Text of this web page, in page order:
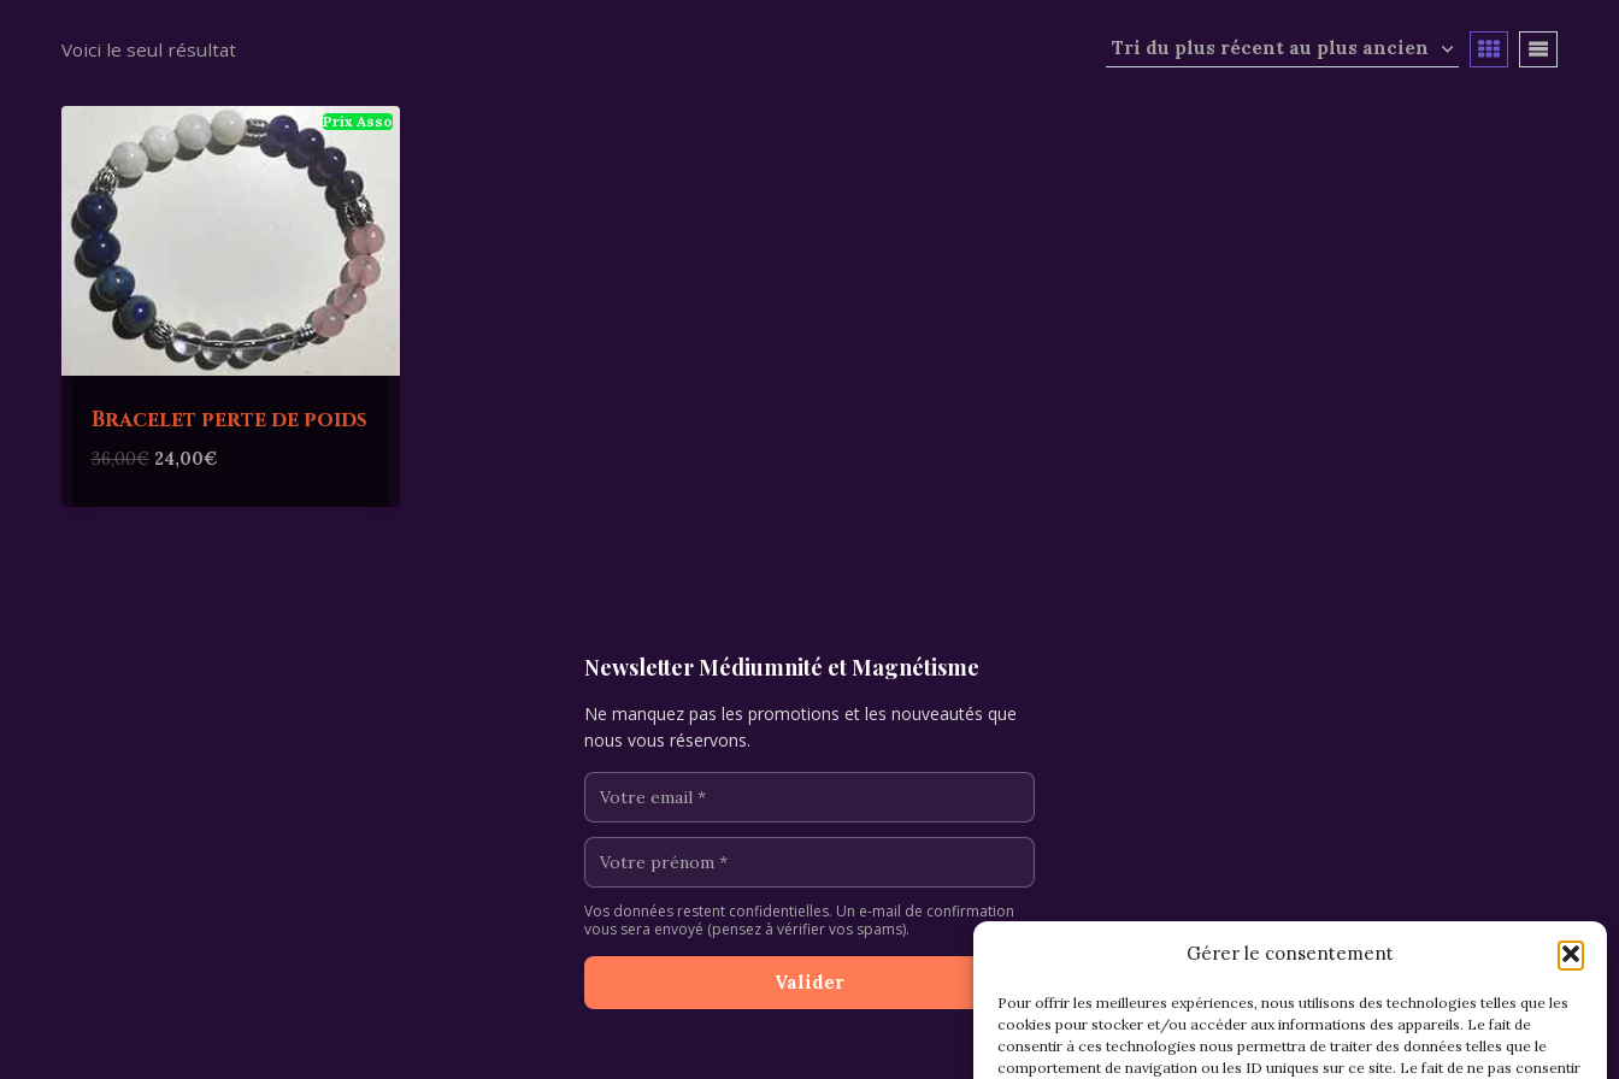
Gérer le consentement
Pour offrir les meilleures expériences, nous utilisons des technologies telles que les
cookies pour stocker et/ou accéder aux informations des appareils. Le fait de
consentir à ces technologies nous permettra de traiter des données telles que le
comportement de navigation ou les ID uniques sur ce site. Le fait de ne pas consentir
Voici le seul résultat
Bracelet perte de poids
36,00€ Le
initial
24,00€Le
actuel
Newsletter Médiumnité et Magnétisme
Ne manquez pas les promotions et les nouveautés que
nous vous réservons.
Vos données restent confidentielles. Un e-mail de confirmation
vous sera envoyé (pensez à vérifier vos spams).